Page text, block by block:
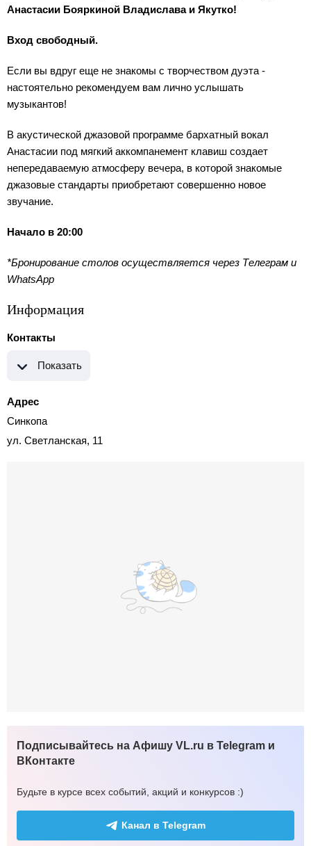
Анастасии Бояркиной Владислава и Якутко!
Вход свободный.
Если вы вдруг еще не знакомы с творчеством дуэта -
настоятельно рекомендуем вам лично услышать
музыкантов!
В акустической джазовой программе бархатный вокал
Анастасии под мягкий аккомпанемент клавиш создает
непередаваемую атмосферу вечера, в которой знакомые
джазовые стандарты приобретают совершенно новое
звучание.
Начало в 20:00
*Бронирование столов осуществляется через Телеграм и
WhatsApp
Информация
Контакты
Показать
Адрес
Синкопа
ул. Светланская, 11
Подписывайтесь на Афишу VL.ru в Telegram и
ВКонтакте
Будьте в курсе всех событий, акций и конкурсов :)
Канал в Telegram